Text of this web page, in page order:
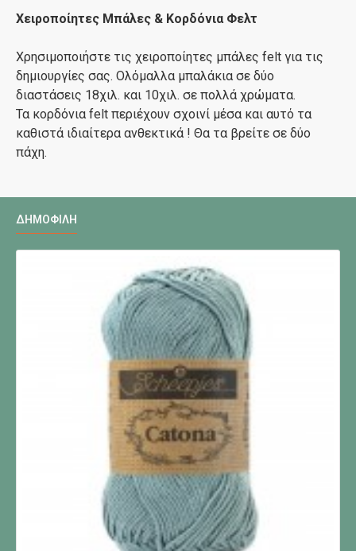
Χειροποίητες Μπάλες & Κορδόνια Φελτ
Χρησιμοποιήστε τις χειροποίητες μπάλες felt για τις
δημιουργίες σας. Ολόμαλλα μπαλάκια σε δύο
διαστάσεις 18χιλ. και 10χιλ. σε πολλά χρώματα.
Τα κορδόνια felt περιέχουν σχοινί μέσα και αυτό τα
καθιστά ιδιαίτερα ανθεκτικά ! Θα τα βρείτε σε δύο
πάχη.
ΔΗΜΟΦΙΛΉ